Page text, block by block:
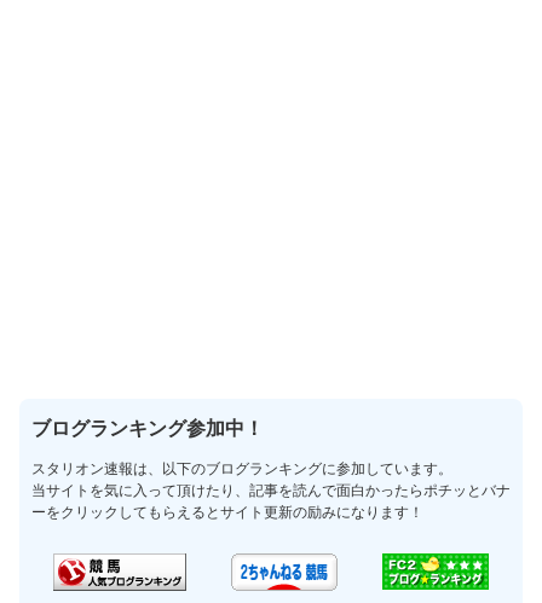
ブログランキング参加中！
スタリオン速報は、以下のブログランキングに参加しています。
当サイトを気に入って頂けたり、記事を読んで面白かったらポチッとバナ
ーをクリックしてもらえるとサイト更新の励みになります！